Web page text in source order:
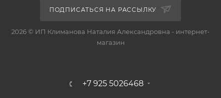
ПОДПИСАТЬСЯ НА РАССЫЛКУ
2026 © ИП Климанова Наталия Александровна - интернет-
магазин
+7 925 5026468